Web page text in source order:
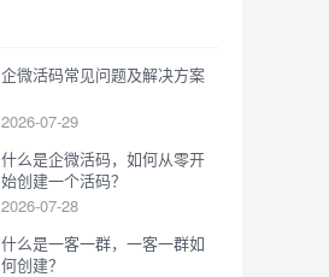
企微活码常见问题及解决方案
2026-07-29
什么是企微活码，如何从零开
始创建一个活码？
2026-07-28
什么是一客一群，一客一群如
何创建？